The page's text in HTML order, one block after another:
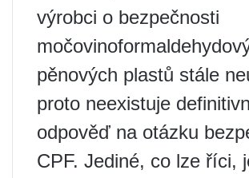
výrobci o bezpečnosti
pěnových plastů stále
proto neexistuje
odpověď na otázku
CPF. Jediné, co lze říci,